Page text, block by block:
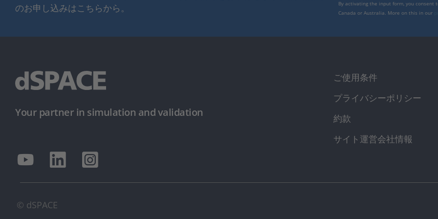
のお申し込みはこちらから。
By activating the input form, you consent
Canada or Australia. More on this in our
Your partner in simulation and validation
ご使用条件
プライバシーポリシー
約款
サイト運営会社情報
© dSPACE